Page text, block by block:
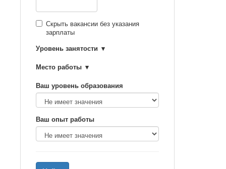
Скрыть вакансии без указания
зарплаты
Уровень занятости
Место работы
Ваш уровень образования
Ваш опыт работы